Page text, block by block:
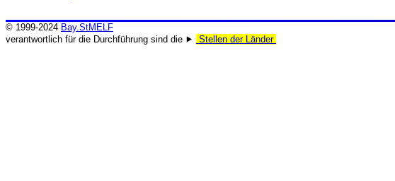
© 1999-2024 Bay.StMELF
verantwortlich für die Durchführung sind die ⯈
Stellen der Länder